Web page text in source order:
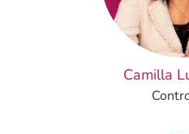
Camilla